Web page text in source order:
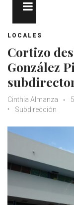
LOCALES
Cortizo
González
Cinthia Almanza
Subdirección